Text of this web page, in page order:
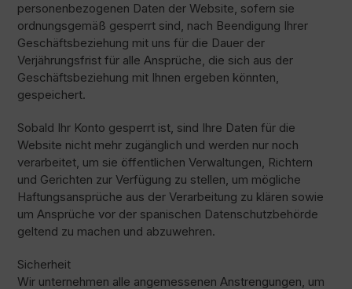
personenbezogenen Daten der Website, sofern sie
ordnungsgemäß gesperrt sind, nach Beendigung Ihrer
Geschäftsbeziehung mit uns für die Dauer der
Verjährungsfrist für alle Ansprüche, die sich aus der
Geschäftsbeziehung mit Ihnen ergeben könnten,
gespeichert.
Sobald Ihr Konto gesperrt ist, sind Ihre Daten für die
Website nicht mehr zugänglich und werden nur noch
verarbeitet, um sie öffentlichen Verwaltungen, Richtern
und Gerichten zur Verfügung zu stellen, um mögliche
Haftungsansprüche aus der Verarbeitung zu klären sowie
um Ansprüche vor der spanischen Datenschutzbehörde
geltend zu machen und abzuwehren.
Sicherheit
Wir unternehmen alle angemessenen Anstrengungen, um